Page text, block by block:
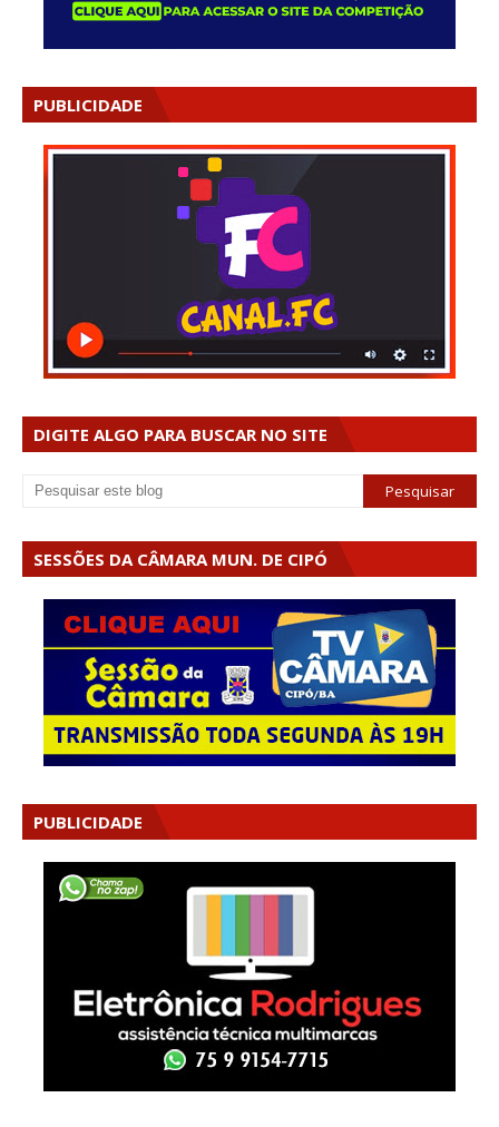
PUBLICIDADE
DIGITE ALGO PARA BUSCAR NO SITE
SESSÕES DA CÂMARA MUN. DE CIPÓ
PUBLICIDADE